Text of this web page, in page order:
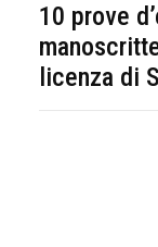
10 prove
licenza di